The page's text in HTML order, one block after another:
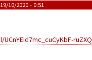
10/2020 - 0:51
ruZXQ